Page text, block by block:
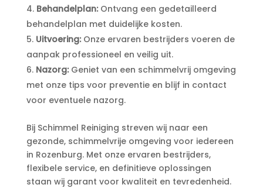
Behandelplan:Ontvang een gedetailleerd
behandelplan met duidelijke kosten.​
Uitvoering:Onze ervaren bestrijders voeren de
aanpak professioneel en veilig uit.​
Nazorg:Geniet van een schimmelvrij omgeving
met onze tips voor preventie en blijf in contact
voor eventuele nazorg.​
Bij Schimmel Reiniging streven wij naar een
gezonde, schimmelvrije omgeving voor iedereen
in Rozenburg.​ Met onze ervaren bestrijders,
flexibele service, en definitieve oplossingen
staan wij garant voor kwaliteit en tevredenheid.​